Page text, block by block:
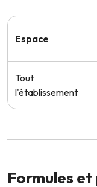
Espace
Tout
l'établissement
Formules